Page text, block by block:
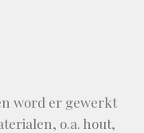
word er gewerkt
o.a. hout,